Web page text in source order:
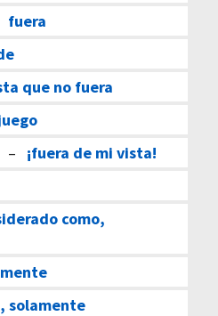
fuera
que no fuera
– ¡fuera de mi vista!
como,
solamente